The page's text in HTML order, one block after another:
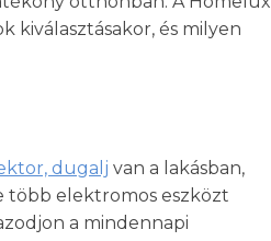
és milyen
dugalj van a lakásban,
több elektromos eszközt
a mindennapi